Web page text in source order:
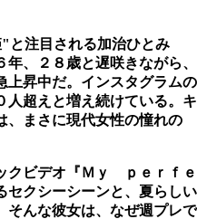
と注目される加治ひとみ
年、２８歳と遅咲きながら、
上昇中だ。インスタグラムの
人超えと増え続けている。キ
、まさに現代女性の憧れの
クビデオ『Ｍｙ ｐｅｒｆｅ
クシーシーンと、夏らしい
そんな彼女は、なぜ週プレで